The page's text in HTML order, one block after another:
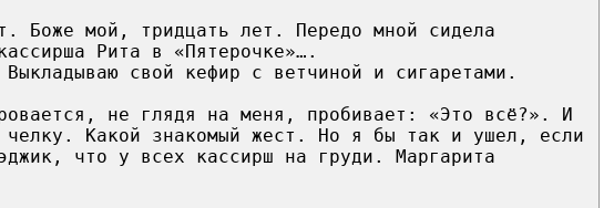
Боже мой, тридцать лет. Передо мной сидела
Рита в «Пятерочке»….
свой кефир с ветчиной и сигаретами.
не глядя на меня, пробивает: «Это всё?». И
челку. Какой знакомый жест. Но я бы так и ушел, если
что у всех кассирш на груди. Маргарита